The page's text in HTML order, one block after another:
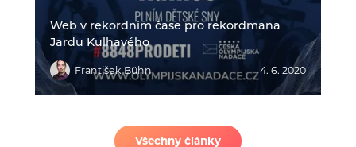
Web v rekordním čase pro rekordmana
Jardu Kulhavého
František Bühn 4. 6. 2020
Všechny články